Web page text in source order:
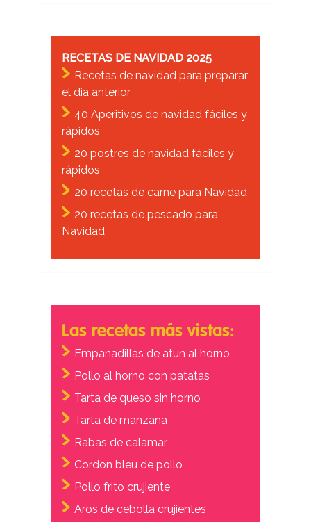
RECETAS DE NAVIDAD 2025
Recetas de navidad para preparar
el dia anterior
40 Aperitivos de navidad fáciles y
rápidos
20 postres de navidad fáciles y
rápidos
20 recetas de carne para Navidad
20 recetas de pescado para
Navidad
Las recetas más vistas:
Empanadillas de atun al horno
Pollo al horno con patatas
Tarta de queso sin horno
Tarta de manzana
Rabas de calamar
Cordon bleu de pollo
Pollo frito crujiente
Aros de cebolla crujientes